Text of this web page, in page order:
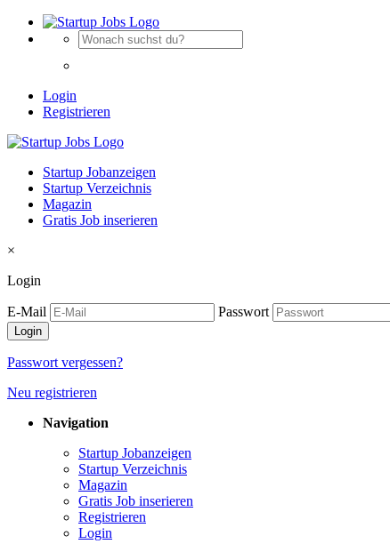
Login
Registrieren
Startup Jobanzeigen
Startup Verzeichnis
Magazin
Gratis Job inserieren
×
Login
E-Mail Passwort
Passwort vergessen?
Neu registrieren
Navigation
Startup Jobanzeigen
Startup Verzeichnis
Magazin
Gratis Job inserieren
Registrieren
Login